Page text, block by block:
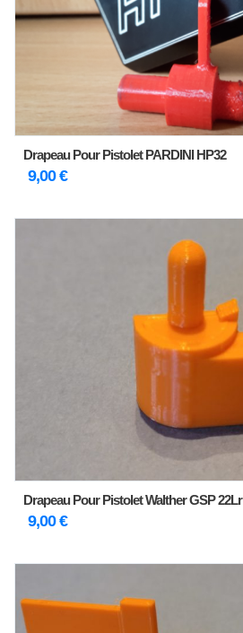
Drapeau Pour Pistolet PARDINI HP32
9,00€
Drapeau Pour Pistolet Walther GSP 22Lr
9,00€